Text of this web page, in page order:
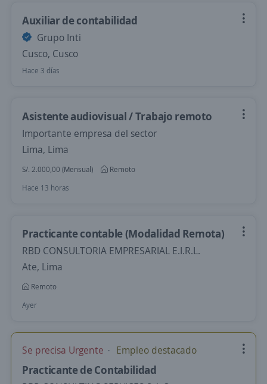
Auxiliar de contabilidad
Grupo Inti
Cusco, Cusco
Hace 3 días
Asistente audiovisual / Trabajo remoto
Importante empresa del sector
Lima, Lima
S/. 2.000,00 (Mensual)
Remoto
Hace 13 horas
Practicante contable (Modalidad Remota)
RBD CONSULTORIA EMPRESARIAL E.I.R.L.
Ate, Lima
Remoto
Ayer
Se precisa Urgente Empleo destacado
Practicante de Contabilidad